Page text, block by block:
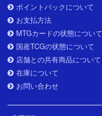
ポイントバックについて
お支払方法
MTGカードの状態について
国産TCGの状態について
店舗との共有商品について
在庫について
お問い合わせ